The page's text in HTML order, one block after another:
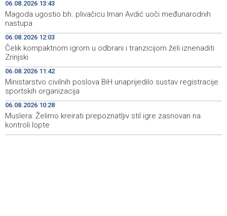
ozlijeđene, među njima i dijete
i srednje obrazovanje
13:36
Zračnoj luci Mostar
13:34
Od tri najveće zračne luke na Jadranu u srpnju jedino
splitska s manje putnika
13:31
FIA: Industry remains the driver of FBiH economic
development with 18 billion KM in revenues
06.08.2026 13:43
Magoda ugostio bh. plivačicu Iman Avdić uoči međunarodnih
nastupa
06.08.2026 12:03
Čelik kompaktnom igrom u odbrani i tranzicijom želi iznenaditi
Zrinjski
06.08.2026 11:42
Ministarstvo civilnih poslova BiH unaprijedilo sustav registracije
sportskih organizacija
06.08.2026 10:28
Muslera: Želimo kreirati prepoznatljiv stil igre zasnovan na
kontroli lopte